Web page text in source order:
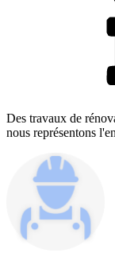
Des travaux de
nous représentons